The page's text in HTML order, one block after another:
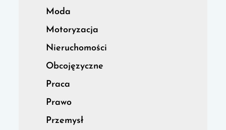
Moda
Motoryzacja
Nieruchomości
Obcojęzyczne
Praca
Prawo
Przemysł